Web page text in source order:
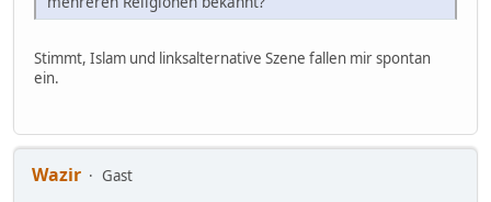
Stimmt, Islam und linksalternative Szene fallen mir spontan
ein.
Wazir
Gast